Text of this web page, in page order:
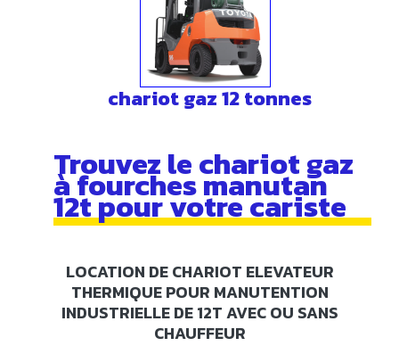
chariot gaz 12 tonnes
Trouvez le chariot gaz
à fourches manutan
12t pour votre cariste
LOCATION DE CHARIOT ELEVATEUR
THERMIQUE POUR MANUTENTION
INDUSTRIELLE DE 12T AVEC OU SANS
CHAUFFEUR